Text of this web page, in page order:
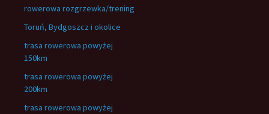
rowerowa rozgrzewka/trening
Toruń, Bydgoszcz i okolice
trasa rowerowa powyżej
150km
trasa rowerowa powyżej
200km
trasa rowerowa powyżej